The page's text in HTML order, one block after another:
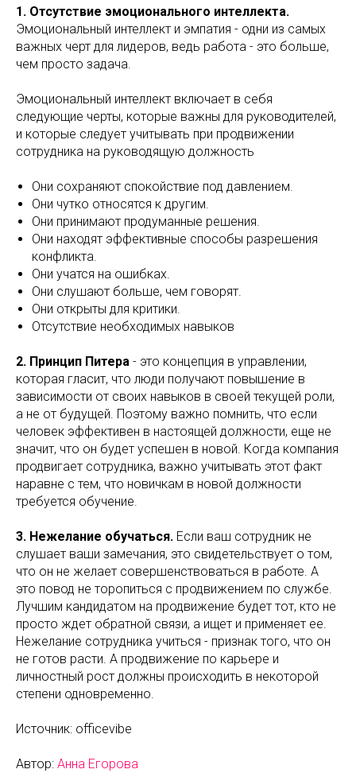
1. Отсутствие эмоционального интеллекта.
Эмоциональный интеллект и эмпатия - одни из самых
важных черт для лидеров, ведь работа - это больше,
чем просто задача.
Эмоциональный интеллект включает в себя
следующие черты, которые важны для руководителей,
и которые следует учитывать при продвижении
сотрудника на руководящую должность
Они сохраняют спокойствие под давлением.
Они чутко относятся к другим.
Они принимают продуманные решения.
Они находят эффективные способы разрешения
конфликта.
Они учатся на ошибках.
Они слушают больше, чем говорят.
Они открыты для критики.
Отсутствие необходимых навыков
2. Принцип Питера - это концепция в управлении,
которая гласит, что люди получают повышение в
зависимости от своих навыков в своей текущей роли,
а не от будущей. Поэтому важно помнить, что если
человек эффективен в настоящей должности, еще не
значит, что он будет успешен в новой. Когда компания
продвигает сотрудника, важно учитывать этот факт
наравне с тем, что новичкам в новой должности
требуется обучение.
3. Нежелание обучаться. Если ваш сотрудник не
слушает ваши замечания, это свидетельствует о том,
что он не желает совершенствоваться в работе. А
это повод не торопиться с продвижением по службе.
Лучшим кандидатом на продвижение будет тот, кто не
просто ждет обратной связи, а ищет и применяет ее.
Нежелание сотрудника учиться - признак того, что он
не готов расти. А продвижение по карьере и
личностный рост должны происходить в некоторой
степени одновременно.
Источник: officevibe
Автор: Анна Егорова